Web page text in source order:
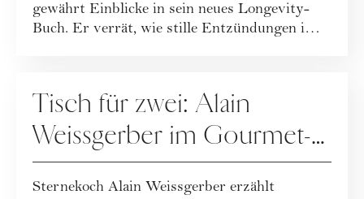
gewährt Einblicke in sein neues Longevity-
Buch. Er verrät, wie stille Entzündungen im
Tisch für zwei: Alain
Weissgerber im Gourmet-
Talk
Sternekoch Alain Weissgerber erzählt